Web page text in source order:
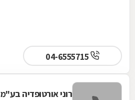
רוני אורטופדיה בע"מ